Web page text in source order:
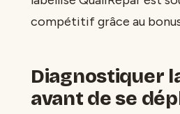
compétitif grâce au
Diagnostiquer
avant de se